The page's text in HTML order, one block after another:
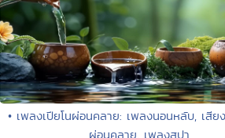
• เพลงเปียโนผ่อนคลาย: เพลงนอนหลับ, เสีย
ผ่อนคลาย, เพลงสปา